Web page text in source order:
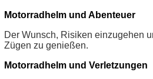
Motorradhelm und Abenteuer
Der Wunsch, Risiken einzugehen
Zügen zu genießen.
Motorradhelm und Verletzungen